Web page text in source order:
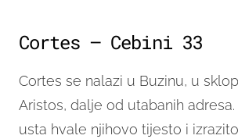
Cortes – Cebini 33
Cortes se nalazi u Buzinu, u
Aristos, dalje od utabanih
usta hvale njihovo tijesto i